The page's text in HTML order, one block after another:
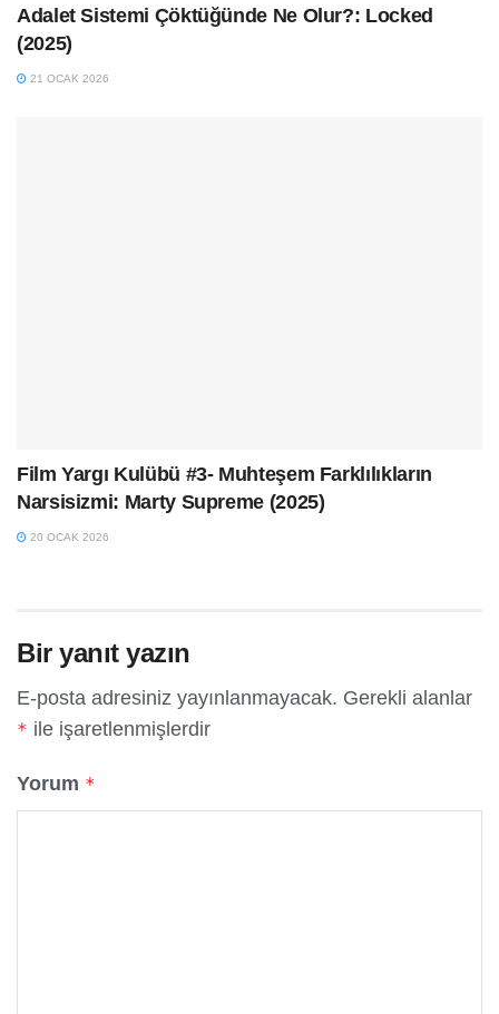
Adalet Sistemi Çöktüğünde Ne Olur?: Locked
(2025)
21 OCAK 2026
Film Yargı Kulübü #3- Muhteşem Farklılıkların
Narsisizmi: Marty Supreme (2025)
20 OCAK 2026
Bir yanıt yazın
E-posta adresiniz yayınlanmayacak. Gerekli alanlar
* ile işaretlenmişlerdir
Yorum *